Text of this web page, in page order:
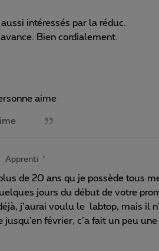
aussi intéressés par la réduc.
Bien cordialement.
aime
Apprenti
de 20 ans qu je possède tous
jours du début de votre
j’aurai voulu le labtop, mais il
jusqu’en février, c’a fait un peu